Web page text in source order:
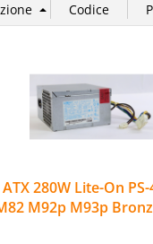
280W Lite-On PS-
M92p M93p